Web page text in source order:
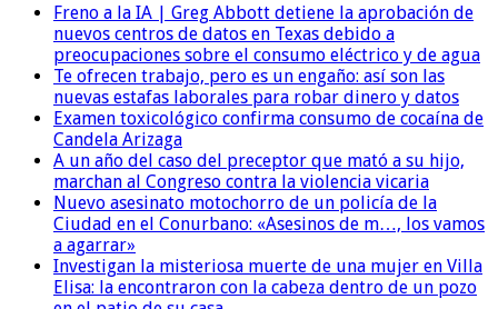
Freno a la IA | Greg Abbott detiene la aprobación de
nuevos centros de datos en Texas debido a
preocupaciones sobre el consumo eléctrico y de agua
Te ofrecen trabajo, pero es un engaño: así son las
nuevas estafas laborales para robar dinero y datos
Examen toxicológico confirma consumo de cocaína de
Candela Arizaga
A un año del caso del preceptor que mató a su hijo,
marchan al Congreso contra la violencia vicaria
Nuevo asesinato motochorro de un policía de la
Ciudad en el Conurbano: «Asesinos de m…, los vamos
a agarrar»
Investigan la misteriosa muerte de una mujer en Villa
Elisa: la encontraron con la cabeza dentro de un pozo